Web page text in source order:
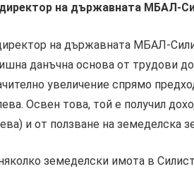
на държавната МБАЛ-
на държавната МБАЛ-
данъчна основа от трудови
увеличение спрямо
Освен това, той е получил
и от ползване на земеделска
земеделски имота в